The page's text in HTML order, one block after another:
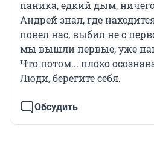
паника, едкий дым,
Андрей знал, где
повел нас, выбил не с
мы вышли первые, уже
Что потом... плохо
Люди, берегите себя.
Обсудить